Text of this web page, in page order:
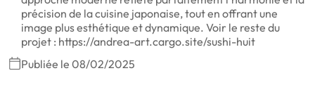
précision de la cuisine japonaise, tout en offrant une
image plus esthétique et dynamique. Voir le reste du
projet : https://andrea-art.cargo.site/sushi-huit
Publiée le 08/02/2025